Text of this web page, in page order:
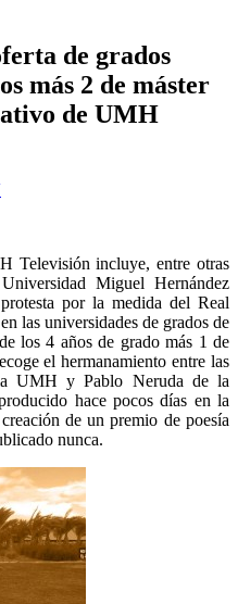
de grados
más 2 de máster
de UMH
Televisión incluye, entre otras
Miguel Hernández
por la medida del Real
las universidades de grados de
los 4 años de grado más 1 de
el hermanamiento entre las
UMH y Pablo Neruda de la
hace pocos días en la
de un premio de poesía
nunca.